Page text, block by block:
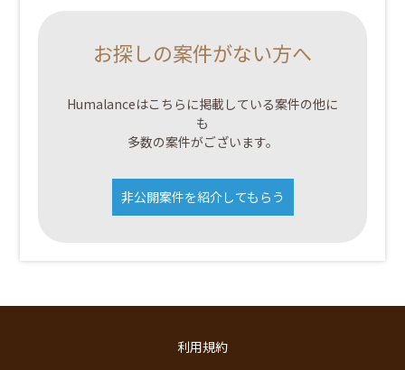
お探しの案件がない方へ
Humalanceはこちらに掲載している案件の他に
も
多数の案件がございます。
非公開案件を紹介してもらう
利用規約